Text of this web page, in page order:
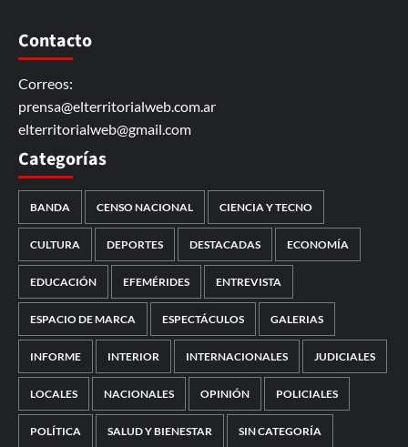
Contacto
Correos:
prensa@elterritorialweb.com.ar
elterritorialweb@gmail.com
Categorías
BANDA CENSO NACIONAL CIENCIA Y TECNO
CULTURA DEPORTES DESTACADAS ECONOMÍA
EDUCACIÓN EFEMÉRIDES ENTREVISTA
ESPACIO DE MARCA ESPECTÁCULOS GALERIAS
INFORME INTERIOR INTERNACIONALES JUDICIALES
LOCALES NACIONALES OPINIÓN POLICIALES
POLÍTICA SALUD Y BIENESTAR SIN CATEGORÍA